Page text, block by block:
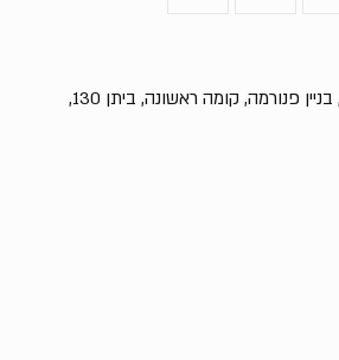
כתובתנו: דרך בן צבי 84, בניין פנורמה, קומה ראשונה, ביתן 130,